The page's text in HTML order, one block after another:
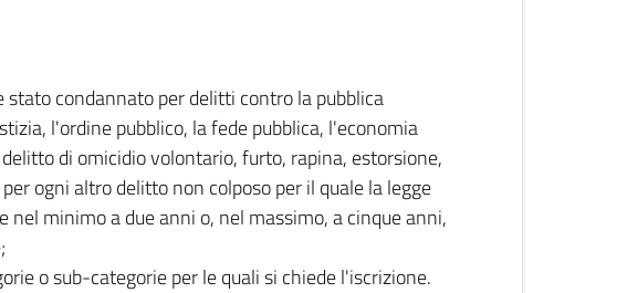
condannato per delitti contro la pubblica
l'ordine pubblico, la fede pubblica, l'economia
di omicidio volontario, furto, rapina, estorsione,
ogni altro delitto non colposo per il quale la legge
minimo a due anni o, nel massimo, a cinque anni,
o sub-categorie per le quali si chiede l'iscrizione.